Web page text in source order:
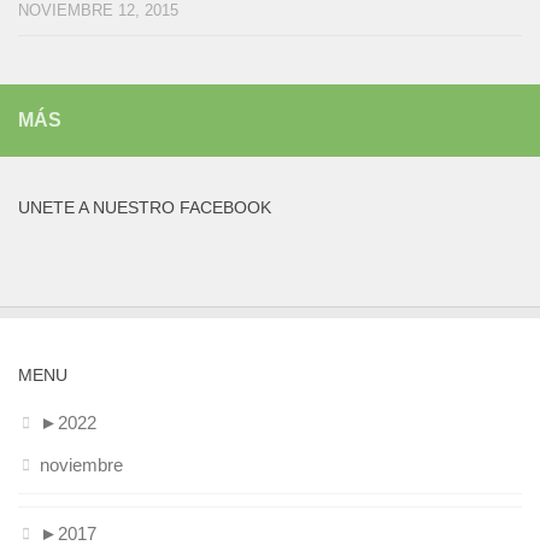
NOVIEMBRE 12, 2015
MÁS
UNETE A NUESTRO FACEBOOK
MENU
► 2022
noviembre
► 2017